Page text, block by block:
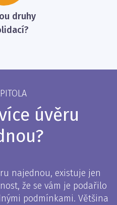
druhy
úvěru
najednou, existuje jen
že se vám je podařilo
podmínkami. Většina